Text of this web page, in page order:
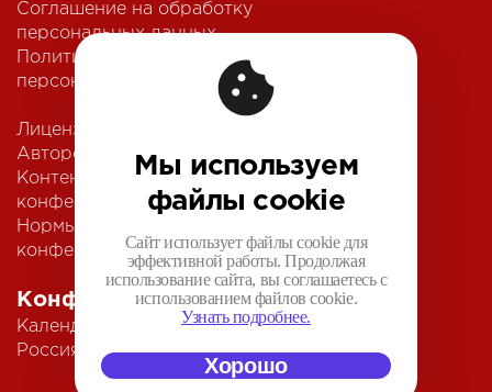
Конференции
Календарь
Россия IV
Соглашение на обработку
персональных данных
Политика обработки
персональных данных
Лицензионный договор с
Автором
Контентная политика
конференции
Нормы поведения для
конференции
Мы используем
файлы cookie
Сайт использует файлы cookie для
эффективной работы. Продолжая
использование сайта, вы соглашаетесь с
использованием файлов cookie.
Узнать подробнее.
Хорошо